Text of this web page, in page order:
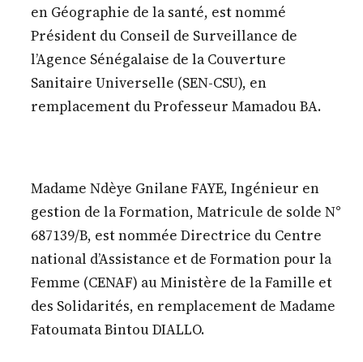
en Géographie de la santé, est nommé
Président du Conseil de Surveillance de
l’Agence Sénégalaise de la Couverture
Sanitaire Universelle (SEN-CSU), en
remplacement du Professeur Mamadou BA.
Madame Ndèye Gnilane FAYE, Ingénieur en
gestion de la Formation, Matricule de solde N°
687139/B, est nommée Directrice du Centre
national d’Assistance et de Formation pour la
Femme (CENAF) au Ministère de la Famille et
des Solidarités, en remplacement de Madame
Fatoumata Bintou DIALLO.